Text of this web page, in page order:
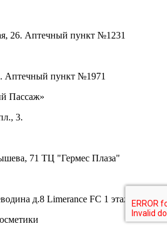
26. Аптечный пункт №1231
Аптечный пункт №1971
Пассаж»
3.
71 ТЦ "Гермес Плаза"
д.8 Limerance FC 1 этаж